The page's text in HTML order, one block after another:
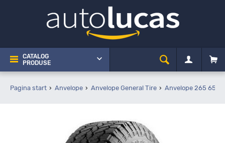
CATALOG
PRODUSE
Pagina start Anvelope Anvelope General Tire Anvelope 265 65